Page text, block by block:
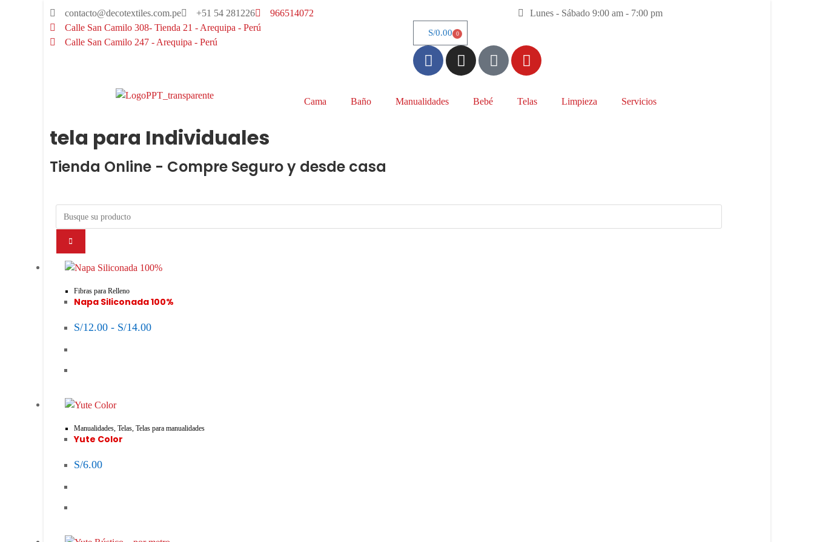
contacto@decotextiles.com.pe +51 54 281226
966514072
Calle San Camilo 308- Tienda 21 - Arequipa - Perú
Calle San Camilo 247 - Arequipa - Perú​
Lunes - Sábado 9:00 am - 7:00 pm
S/0.00 0
Cama Baño Manualidades Bebé Telas Limpieza Servicios
tela para Individuales
Tienda Online - Compre Seguro y desde casa
Fibras para Relleno
Napa Siliconada 100%
S/12.00 - S/14.00
Manualidades, Telas, Telas para manualidades
Yute Color
S/6.00